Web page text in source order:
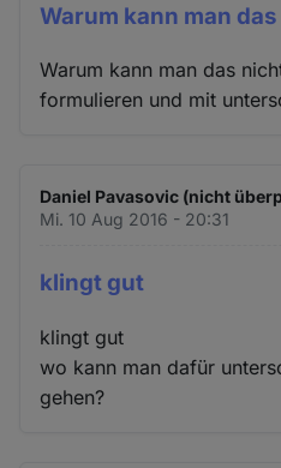
Warum kann man
Warum kann man das
formulieren und mit
Daniel Pavasovic (nicht
Mi. 10 Aug 2016 - 20:31
klingt gut
klingt gut
wo kann man dafür
gehen?